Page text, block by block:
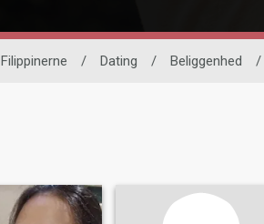
Filippinerne / Dating / Beliggenhed /